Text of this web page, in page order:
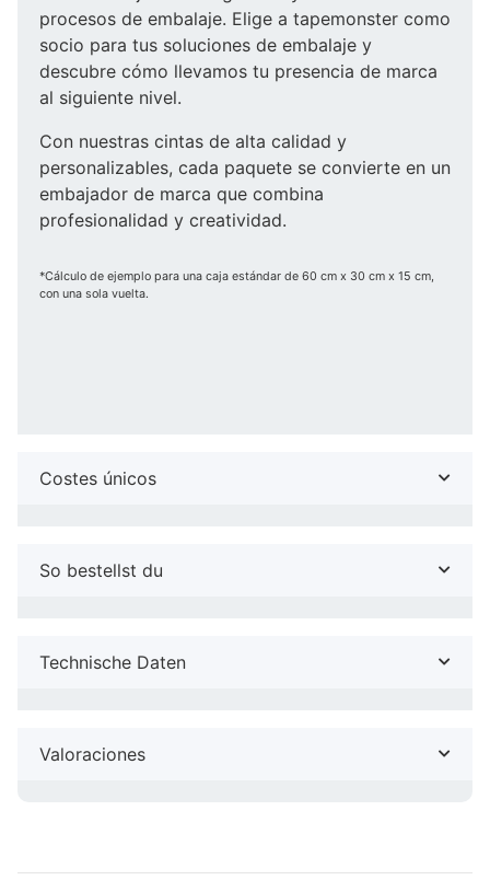
procesos de embalaje. Elige a tapemonster como
socio para tus soluciones de embalaje y
descubre cómo llevamos tu presencia de marca
al siguiente nivel.
Con nuestras cintas de alta calidad y
personalizables, cada paquete se convierte en un
embajador de marca que combina
profesionalidad y creatividad.
*Cálculo de ejemplo para una caja estándar de 60 cm x 30 cm x 15 cm,
con una sola vuelta.
Costes únicos
So bestellst du
Technische Daten
Valoraciones